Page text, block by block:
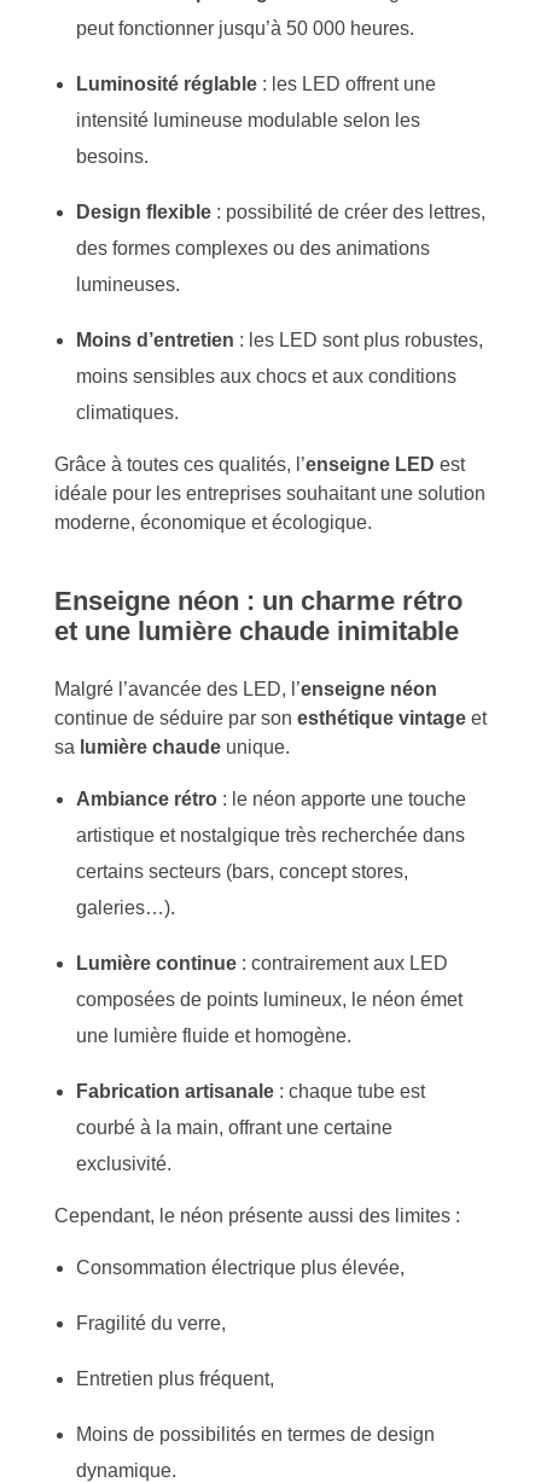
peut fonctionner jusqu’à 50 000 heures.
Luminosité réglable: les LED offrent une
intensité lumineuse modulable selon les
besoins.
Design flexible: possibilité de créer des lettres,
des formes complexes ou des animations
lumineuses.
Moins d’entretien : les LED sont plus robustes,
moins sensibles aux chocs et aux conditions
climatiques.
Grâce à toutes ces qualités, l’enseigne LED est
idéale pour les entreprises souhaitant une solution
moderne, économique et écologique.
Enseigne néon : un charme rétro
et une lumière chaude inimitable
Malgré l’avancée des LED, l’enseigne néon
continue de séduire par son esthétique vintage et
sa lumière chaude unique.
Ambiance rétro: le néon apporte une touche
artistique et nostalgique très recherchée dans
certains secteurs (bars, concept stores,
galeries…).
Lumière continue: contrairement aux LED
composées de points lumineux, le néon émet
une lumière fluide et homogène.
Fabrication artisanale: chaque tube est
courbé à la main, offrant une certaine
exclusivité.
Cependant, le néon présente aussi des limites :
Consommation électrique plus élevée,
Fragilité du verre,
Entretien plus fréquent,
Moins de possibilités en termes de design
dynamique.